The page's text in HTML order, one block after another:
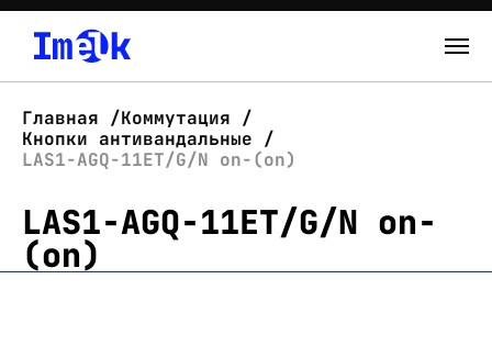
О нас
Новости
Склад
Главная
Коммутация
Кнопки антивандальные
LAS1-AGQ-11ET/G/N on-(on)
LAS1-AGQ-11ET/G/N on-
(on)